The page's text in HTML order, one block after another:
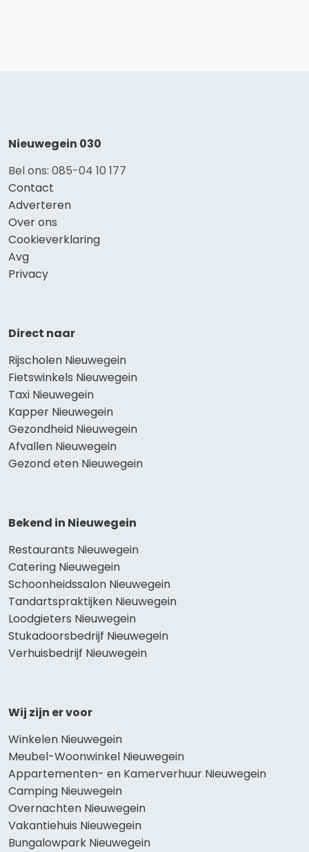
Nieuwegein 030
Bel ons: 085-04 10 177
Contact
Adverteren
Over ons
Cookieverklaring
Avg
Privacy
Direct naar
Rijscholen Nieuwegein
Fietswinkels Nieuwegein
Taxi Nieuwegein
Kapper Nieuwegein
Gezondheid Nieuwegein
Afvallen Nieuwegein
Gezond eten Nieuwegein
Bekend in Nieuwegein
Restaurants Nieuwegein
Catering Nieuwegein
Schoonheidssalon Nieuwegein
Tandartspraktijken Nieuwegein
Loodgieters Nieuwegein
Stukadoorsbedrijf Nieuwegein
Verhuisbedrijf Nieuwegein
Wij zijn er voor
Winkelen Nieuwegein
Meubel-Woonwinkel Nieuwegein
Appartementen- en Kamerverhuur Nieuwegein
Camping Nieuwegein
Overnachten Nieuwegein
Vakantiehuis Nieuwegein
Bungalowpark Nieuwegein